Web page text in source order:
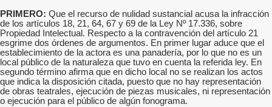
PRIMERO: Que el recurso de nulidad sustancial acusa la infracción
de los artículos 18, 21, 64, 67 y 69 de la Ley Nº 17.336, sobre
Propiedad Intelectual. Respecto a la contravención del artículo 21
esgrime dos órdenes de argumentos. En primer lugar aduce que el
establecimiento de la actora es una panadería, por lo que no es un
local público de la naturaleza que tuvo en cuenta la referida ley. En
segundo término afirma que en dicho local no se realizan los actos
que indica la disposición citada, puesto que no hay representación
de obras teatrales, ejecución de piezas musicales, ni representación
o ejecución para el público de algún fonograma.